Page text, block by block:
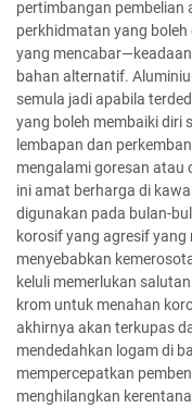
pertimbangan pembelian
perkhidmatan yang
yang
bahan alternatif.
semula jadi apabila
yang boleh membaiki diri
lembapan dan
mengalami goresan atau
ini amat berharga di
digunakan pada bulan-
korosif yang agresif
menyebabkan
keluli memerlukan
krom untuk menahan
akhirnya akan terkupas
mendedahkan logam di
mempercepatkan
menghilangkan